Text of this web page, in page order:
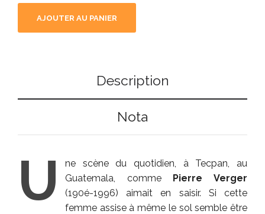
AJOUTER AU PANIER
Description
Nota
U
ne scène du quotidien, à Tecpan, au
Guatemala, comme Pierre Verger
(190é-1996) aimait en saisir. Si cette
femme assise à même le sol semble être